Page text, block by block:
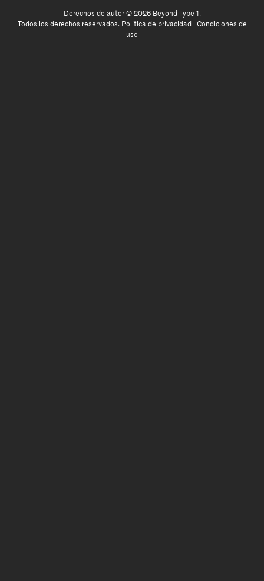
Derechos de autor © 2026 Beyond Type 1.
Todos los derechos reservados. Política de privacidad
Condiciones de
uso